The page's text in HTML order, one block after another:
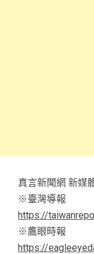
真言新聞網 新媒
※臺灣導報
https://
※鷹眼時報
https://